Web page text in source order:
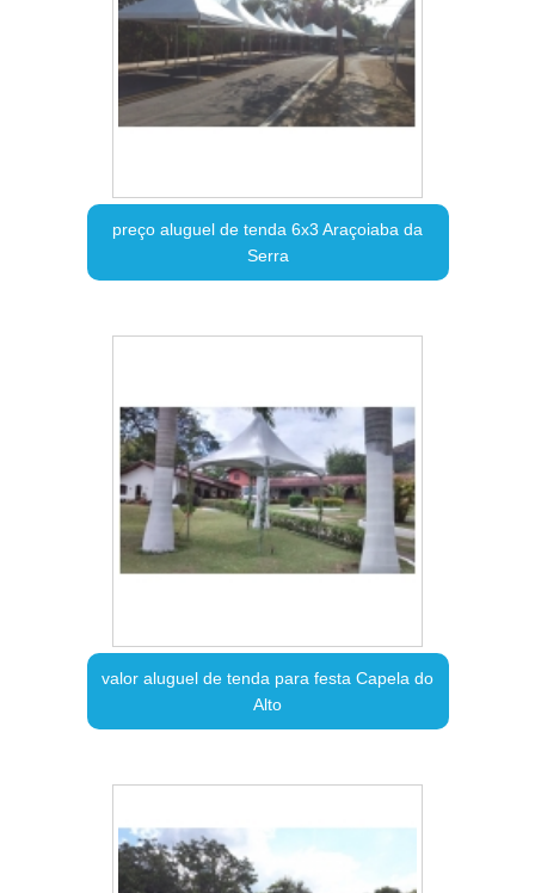
preço aluguel de tenda 6x3 Araçoiaba da
Serra
valor aluguel de tenda para festa Capela do
Alto